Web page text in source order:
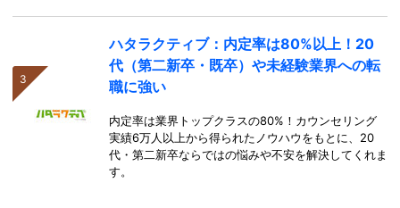
ハタラクティブ：内定率は80%以上！20
代（第二新卒・既卒）や未経験業界への転
職に強い
内定率は業界トップクラスの80%！カウンセリング
実績6万人以上から得られたノウハウをもとに、20
代・第二新卒ならではの悩みや不安を解決してくれま
す。